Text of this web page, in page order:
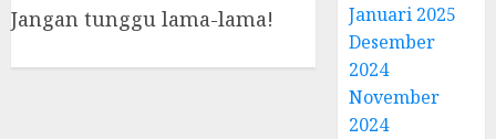
Jangan tunggu lama-lama!
Januari 2025
Desember
2024
November
2024